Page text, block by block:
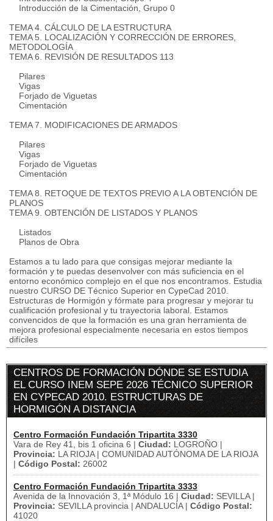
Introducción de la Cimentación, Grupo 0
TEMA 4. CÁLCULO DE LA ESTRUCTURA
TEMA 5. LOCALIZACIÓN Y CORRECCIÓN DE ERRORES,
METODOLOGÍA
TEMA 6. REVISIÓN DE RESULTADOS 113
Pilares
Vigas
Forjado de Viguetas
Cimentación
TEMA 7. MODIFICACIONES DE ARMADOS
Pilares
Vigas
Forjado de Viguetas
Cimentación
TEMA 8. RETOQUE DE TEXTOS PREVIO A LA OBTENCIÓN DE
PLANOS
TEMA 9. OBTENCIÓN DE LISTADOS Y PLANOS
Listados
Planos de Obra
Estamos a tu lado para que consigas mejorar mediante la
formación y te puedas desenvolver con más suficiencia en el
entorno económico complejo en el que nos encontramos. Estudia
nuestro CURSO DE Técnico Superior en CypeCad 2010.
Estructuras de Hormigón y fórmate para progresar y mejorar tu
cualificación profesional y tu trayectoria laboral. Estamos
convencidos de que la formación es una gran herramienta de
mejora profesional especialmente necesaria en estos tiempos
difíciles
CENTROS DE FORMACIÓN DÓNDE SE ESTUDIA
EL CURSO INEM SEPE 2026 TÉCNICO SUPERIOR
EN CYPECAD 2010. ESTRUCTURAS DE
HORMIGÓN A DISTANCIA
Centro Formación Fundación Tripartita 3330
Vara de Rey 41, bis 1 oficina 6 | Ciudad: LOGROÑO |
Provincia: LA RIOJA | COMUNIDAD AUTÓNOMA DE LA RIOJA
| Código Postal: 26002
Centro Formación Fundación Tripartita 3333
Avenida de la Innovación 3, 1ª Módulo 16 | Ciudad: SEVILLA |
Provincia: SEVILLA provincia | ANDALUCÍA | Código Postal:
41020